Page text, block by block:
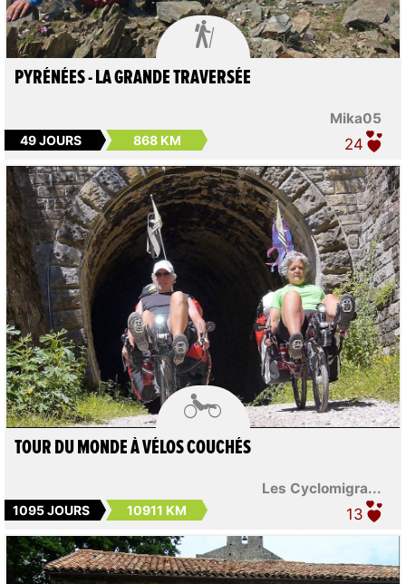

Mika05
PYRÉNÉES - LA GRANDE TRAVERSÉE
49 JOURS 868 KM 24

Les Cyclomigra...
TOUR DU MONDE À VÉLOS COUCHÉS
1095 JOURS 10911 KM 13